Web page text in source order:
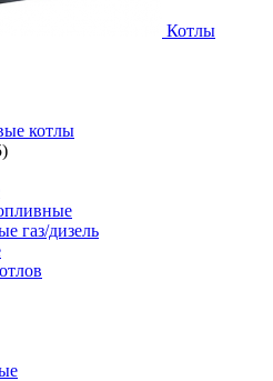
Котлы
котлы
газ/дизель